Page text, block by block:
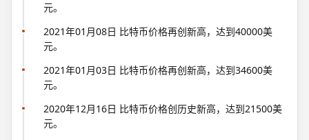
元。
2021年01月08日 比特币价格再创新高，达到40000美
元。
2021年01月03日 比特币价格再创新高，达到34600美
元。
2020年12月16日 比特币价格创历史新高，达到21500美
元。